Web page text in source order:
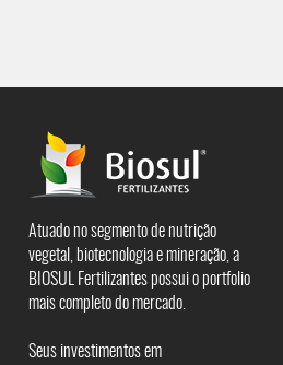
Atuado no segmento de nutrição
vegetal, biotecnologia e mineração, a
BIOSUL Fertilizantes possui o portfolio
mais completo do mercado.
Seus investimentos em